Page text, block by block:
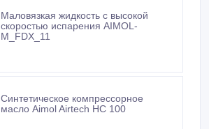
Маловязкая жидкость с высокой
скоростью испарения AIMOL-
M_FDX_11
Синтетическое компрессорное
масло Aimol Airtech HC 100